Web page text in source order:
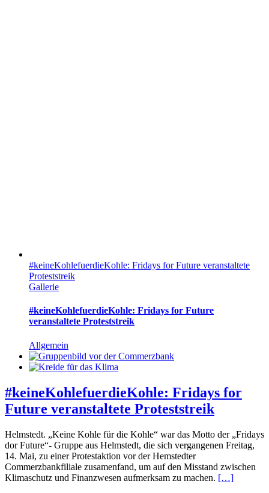
#keineKohlefuerdieKohle: Fridays for Future veranstaltete
Proteststreik
Gallerie
#keineKohlefuerdieKohle: Fridays for Future
veranstaltete Proteststreik
Allgemein
#keineKohlefuerdieKohle: Fridays for
Future veranstaltete Proteststreik
Helmstedt. „Keine Kohle für die Kohle“ war das Motto der „Fridays
dor Future“- Gruppe aus Helmstedt, die sich vergangenen Freitag,
14. Mai, zu einer Protestaktion vor der Hemstedter
Commerzbankfiliale zusamenfand, um auf den Misstand zwischen
Klimaschutz und Finanzwesen aufmerksam zu machen. […]